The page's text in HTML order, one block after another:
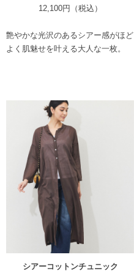
12,100円（税込）
艶やかな光沢のあるシアー感がほど
よく肌魅せを叶える大人な一枚。
シアーコットンチュニック